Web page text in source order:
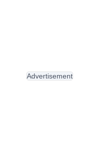
Advertisement